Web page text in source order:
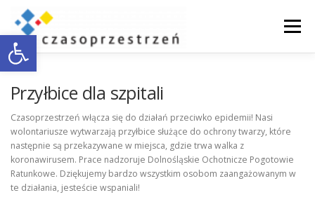
Otwórz pasek narzędzi
Przejdź
treści
Menu
DOSTĘPNOŚĆ AKTUALNOŚCI ENGLISH
KONTAKT
Przyłbice dla szpitali
Czasoprzestrzeń włącza się do działań przeciwko epidemii! Nasi
wolontariusze wytwarzają przyłbice służące do ochrony twarzy, które
następnie są przekazywane w miejsca, gdzie trwa walka z
koronawirusem. Prace nadzoruje Dolnośląskie Ochotnicze Pogotowie
Ratunkowe. Dziękujemy bardzo wszystkim osobom zaangażowanym w
te działania, jesteście wspaniali!